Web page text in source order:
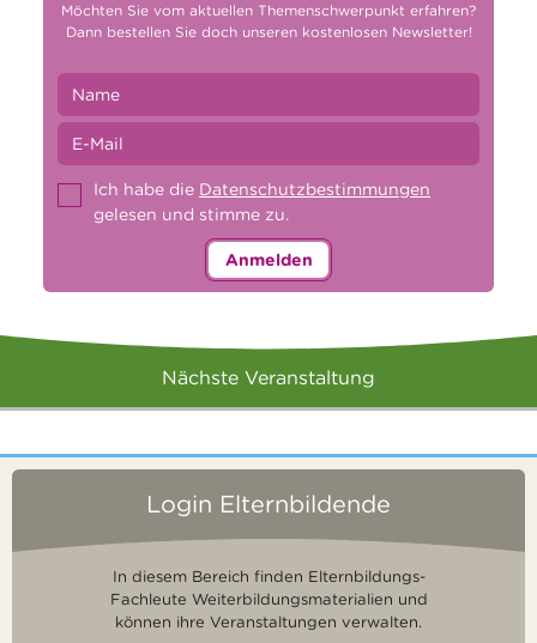
Möchten Sie vom aktuellen Themenschwerpunkt erfahren?
Dann bestellen Sie doch unseren kostenlosen Newsletter!
Ich habe die Datenschutzbestimmungen
gelesen und stimme zu.
Anmelden
Nächste Veranstaltung
Login Elternbildende
In diesem Bereich finden Elternbildungs-
Fachleute Weiterbildungsmaterialien und
können ihre Veranstaltungen verwalten.